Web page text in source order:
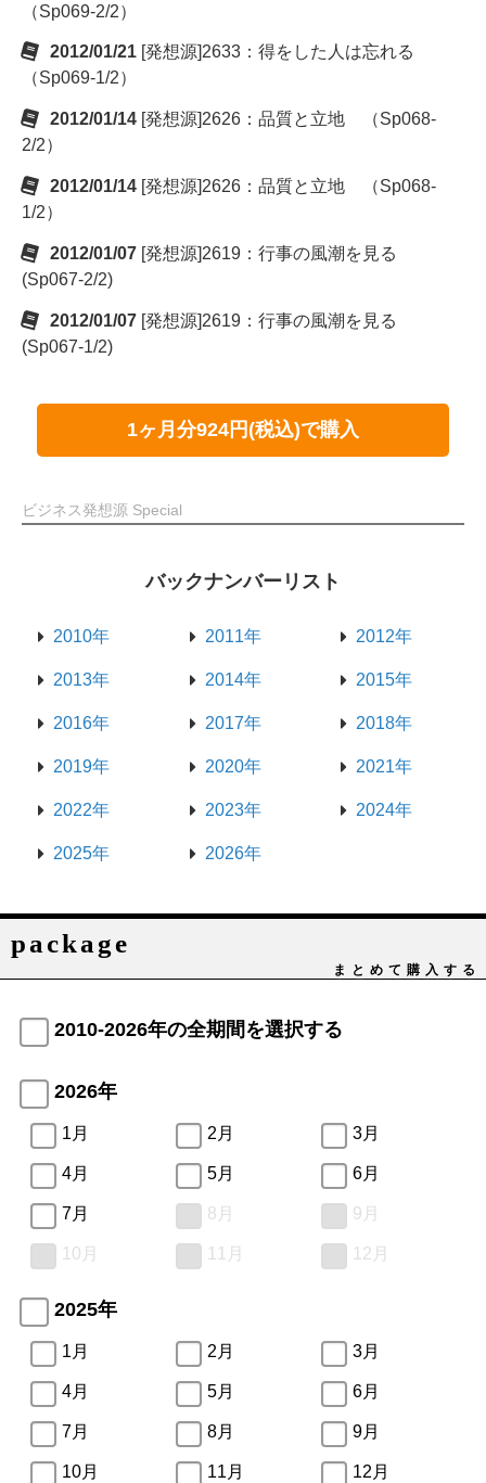
（Sp069-2/2）
2012/01/21 [発想源]2633：得をした人は忘れる
（Sp069-1/2）
2012/01/14 [発想源]2626：品質と立地 （Sp068-
2/2）
2012/01/14 [発想源]2626：品質と立地 （Sp068-
1/2）
2012/01/07 [発想源]2619：行事の風潮を見る
(Sp067-2/2)
2012/01/07 [発想源]2619：行事の風潮を見る
(Sp067-1/2)
1ヶ月分924円(税込)で購入
ビジネス発想源 Special
バックナンバーリスト
2010年 2011年 2012年
2013年 2014年 2015年
2016年 2017年 2018年
2019年 2020年 2021年
2022年 2023年 2024年
2025年 2026年
package
まとめて購入する
2010-2026年の全期間を選択する
2026年
1月 2月 3月
4月 5月 6月
7月 8月 9月
10月 11月 12月
2025年
1月 2月 3月
4月 5月 6月
7月 8月 9月
10月 11月 12月